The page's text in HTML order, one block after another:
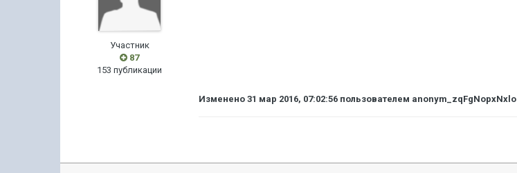
Участник
87
153 публикации
Изменено31 мар 2016, 07:02:56 пользователем anonym_zqFgNopxNxlo